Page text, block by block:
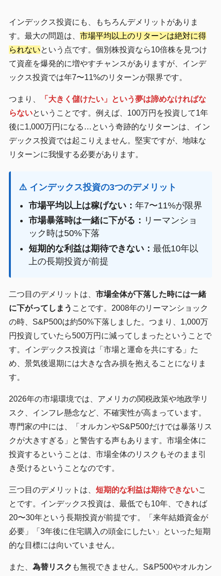
インデックス投資にも、もちろんデメリットがありま
す。最大の問題は、 市場平均以上のリターンは絶対に得
られないという点です。個別株投資なら10倍株を見つけ
て資産を爆発的に増やすチャンスがありますが、インデ
ックス投資では年7〜11%のリターンが限界です。
つまり、
「大きく儲けたい」という夢は諦めなければな
らないということです。例えば、100万円を投資して1年
後に1,000万円になる…という奇跡的なリターンは、イン
デックス投資では起こりえません。堅実ですが、地味な
リターンに我慢する必要があります。
⚠️ インデックス投資の3つのデメリット
市場平均以上は稼げない： 年7〜11%が限界
市場暴落時は一緒に下がる： リーマンショ
ック時は50%下落
短期的な利益は期待できない： 最低10年以
上の長期投資が前提
二つ目のデメリットは、 市場全体が下落した時には一緒
に下がってしまう ことです。2008年のリーマンショック
の時、S&P500は約50%下落しました。つまり、1,000万
円投資していたら500万円に減ってしまったということで
す。インデックス投資は「市場と運命を共にする」た
め、景気後退期には大きな含み損を抱えることになりま
す。
2026年の市場環境では、アメリカの関税政策や地政学リ
スク、インフレ懸念など、不確実性が高まっています。
専門家の中には、「オルカンやS&P500だけでは暴落リス
クが大きすぎる」と警告する声もあります。市場全体に
投資するということは、市場全体のリスクもそのまま引
き受けるということなのです。
三つ目のデメリットは、 短期的な利益は期待できないこ
とです。インデックス投資は、最低でも10年、できれば
20〜30年という長期投資が前提です。「来年結婚資金が
必要」「3年後に住宅購入の頭金にしたい」といった短期
的な目標には向いていません。
また、 為替リスク も無視できません。S&P500やオルカン